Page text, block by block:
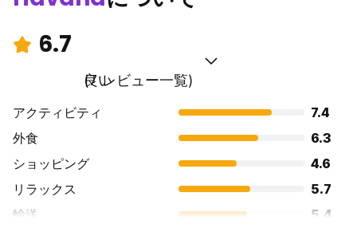
6.7
良い
(7 レビュー一覧)
アクティビティ
7.4
外食
6.3
ショッピング
4.6
リラックス
5.7
輸送
5.4